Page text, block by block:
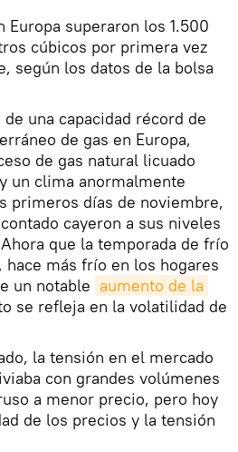
Europa superaron los 1.500
cúbicos por primera vez
según los datos de la bolsa
una capacidad récord de
de gas en Europa,
de gas natural licuado
un clima anormalmente
primeros días de noviembre,
cayeron a sus niveles
que la temporada de frío
hace más frío en los hogares
un notable aumento de la
se refleja en la volatilidad de
la tensión en el mercado
con grandes volúmenes
a menor precio, pero hoy
de los precios y la tensión